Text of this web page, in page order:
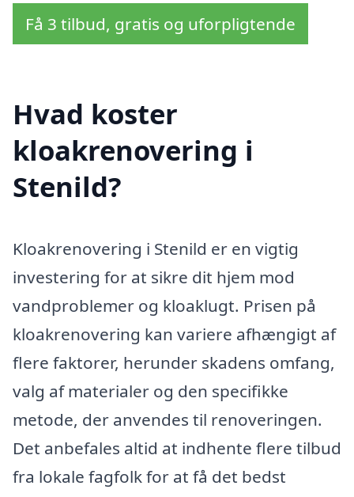
Få 3 tilbud, gratis og uforpligtende
Hvad koster
kloakrenovering i
Stenild?
Kloakrenovering i Stenild er en vigtig
investering for at sikre dit hjem mod
vandproblemer og kloaklugt. Prisen på
kloakrenovering kan variere afhængigt af
flere faktorer, herunder skadens omfang,
valg af materialer og den specifikke
metode, der anvendes til renoveringen.
Det anbefales altid at indhente flere tilbud
fra lokale fagfolk for at få det bedst